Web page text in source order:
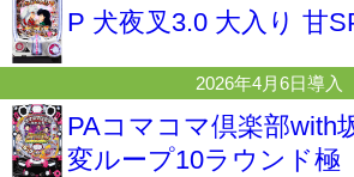
P 犬夜叉3.0 大入り 甘
2026年4月6日導入
PAコマコマ倶楽部with
変ループ10ラウンド極